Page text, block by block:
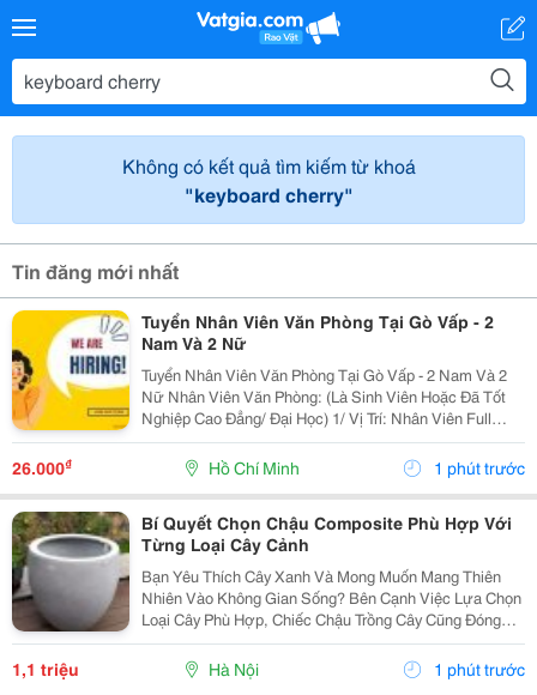
Không có kết quả tìm kiếm từ khoá
"keyboard cherry"
Tin đăng mới nhất
Tuyển Nhân Viên Văn Phòng Tại Gò Vấp - 2
Nam Và 2 Nữ
Tuyển Nhân Viên Văn Phòng Tại Gò Vấp - 2 Nam Và 2
Nữ Nhân Viên Văn Phòng: (Là Sinh Viên Hoặc Đã Tốt
Nghiệp Cao Đẳng/ Đại Học) 1/ Vị Trí: Nhân Viên Full
Time (2 Nam 2 Nữ) Ca Làm: 13:00 Đến 21:00 (1 Tháng
Được Nghỉ Phép 1 Ngày, Và Hưởng Các Ngày...
26.000₫ Hồ Chí Minh 1 phút trước
Bí Quyết Chọn Chậu Composite Phù Hợp Với
Từng Loại Cây Cảnh
Bạn Yêu Thích Cây Xanh Và Mong Muốn Mang Thiên
Nhiên Vào Không Gian Sống? Bên Cạnh Việc Lựa Chọn
Loại Cây Phù Hợp, Chiếc Chậu Trồng Cây Cũng Đóng
Vai Trò Vô Cùng Quan Trọng. Không Chỉ Là Nơi Giúp
Cây Phát Triển Khỏe Mạnh, Chậu Còn Góp Phần Tạo
Nên Vẻ...
1,1 triệu Hà Nội 1 phút trước